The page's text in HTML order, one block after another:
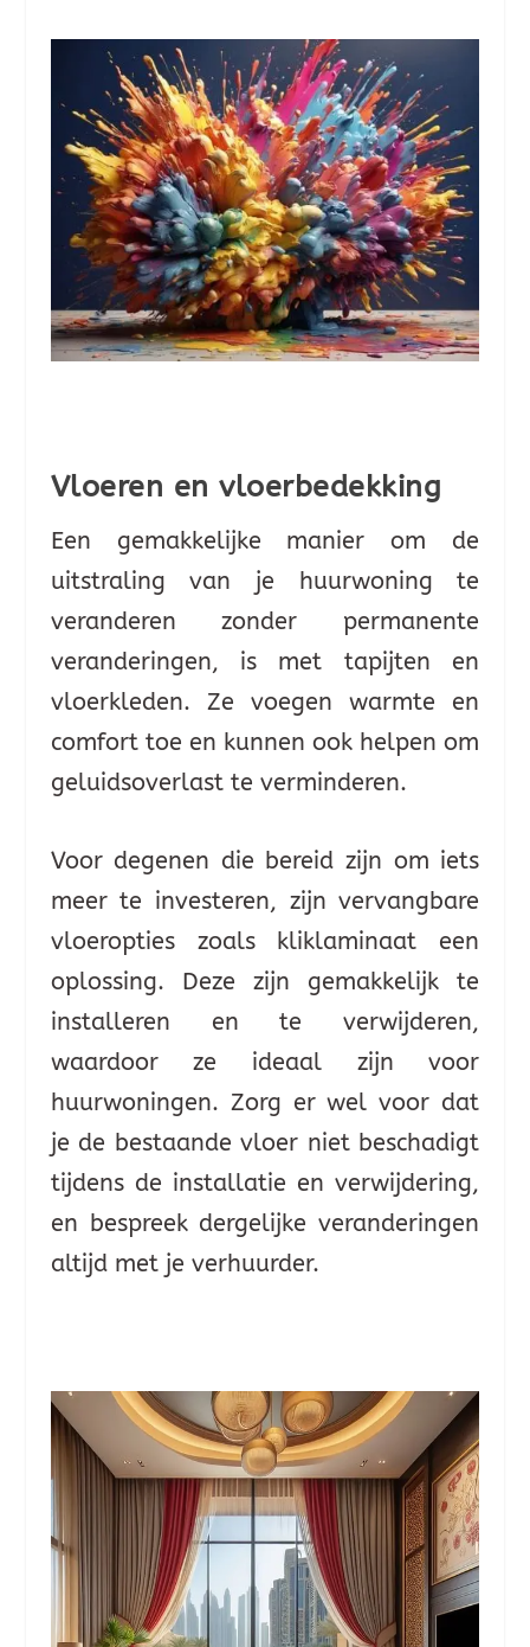
Vloeren en vloerbedekking
Een gemakkelijke manier om de
uitstraling van je huurwoning te
veranderen zonder permanente
veranderingen, is met tapijten en
vloerkleden. Ze voegen warmte en
comfort toe en kunnen ook helpen om
geluidsoverlast te verminderen.
Voor degenen die bereid zijn om iets
meer te investeren, zijn vervangbare
vloeropties zoals kliklaminaat een
oplossing. Deze zijn gemakkelijk te
installeren en te verwijderen,
waardoor ze ideaal zijn voor
huurwoningen. Zorg er wel voor dat
je de bestaande vloer niet beschadigt
tijdens de installatie en verwijdering,
en bespreek dergelijke veranderingen
altijd met je verhuurder.